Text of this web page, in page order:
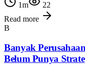
1m
22
Read more
B
Banyak
Belum Punya